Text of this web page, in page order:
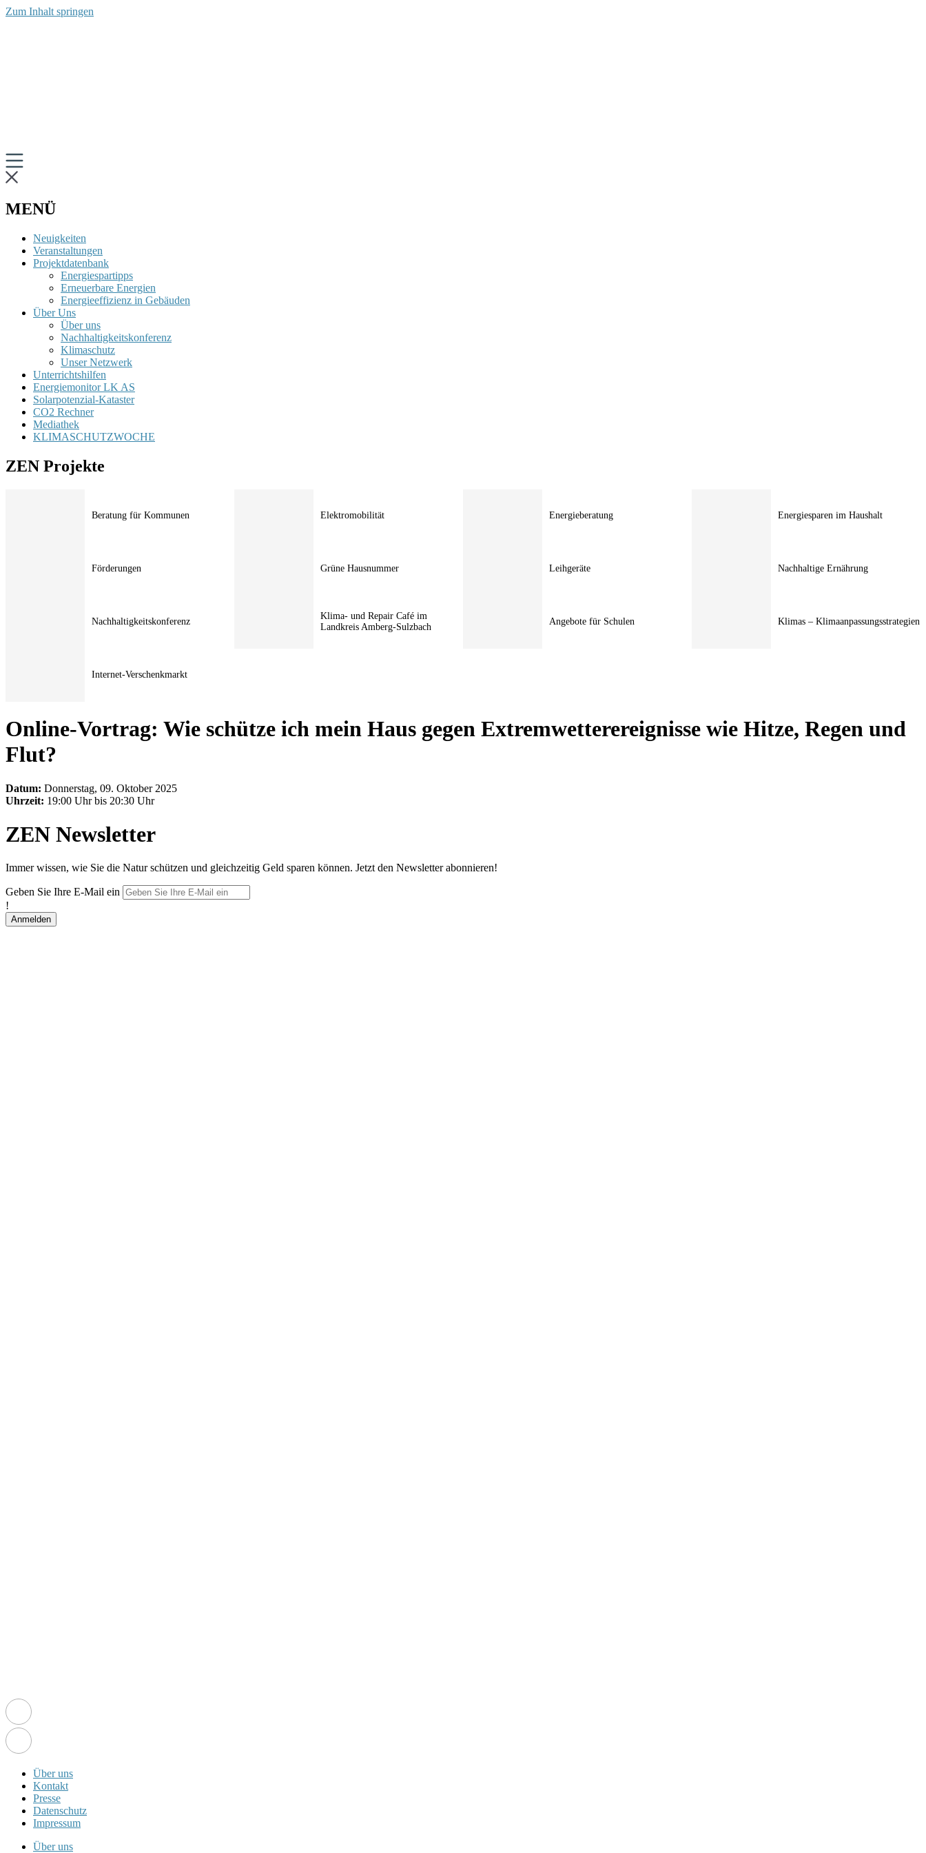
Zum Inhalt springen
MENÜ
Neuigkeiten
Veranstaltungen
Projektdatenbank
Energiespartipps
Erneuerbare Energien
Energieeffizienz in Gebäuden
Über Uns
Über uns
Nachhaltigkeitskonferenz
Klimaschutz
Unser Netzwerk
Unterrichtshilfen
Energiemonitor LK AS
Solarpotenzial-Kataster
CO2 Rechner
Mediathek
KLIMASCHUTZWOCHE
ZEN Projekte
Beratung für Kommunen Elektromobilität Energieberatung Energiesparen im Haushalt
Förderungen Grüne Hausnummer Leihgeräte Nachhaltige Ernährung
Nachhaltigkeitskonferenz
Klima- und Repair Café im
Landkreis Amberg-Sulzbach
Angebote für Schulen Klimas – Klimaanpassungsstrategien
Internet-Verschenkmarkt
Online-Vortrag: Wie schütze ich mein Haus gegen Extremwetterereignisse wie Hitze, Regen und
Flut?
Datum: Donnerstag, 09. Oktober 2025
Uhrzeit: 19:00 Uhr bis 20:30 Uhr
ZEN Newsletter
Immer wissen, wie Sie die Natur schützen und gleichzeitig Geld sparen können. Jetzt den Newsletter abonnieren!
Geben Sie Ihre E-Mail ein
!
Über uns
Kontakt
Presse
Datenschutz
Impressum
Über uns